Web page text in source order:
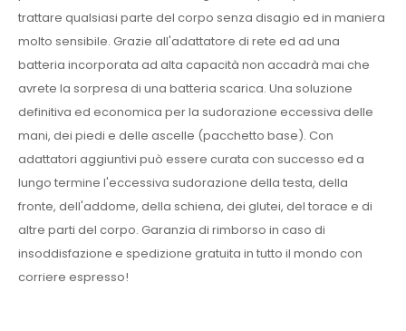
trattare qualsiasi parte del corpo senza disagio ed in maniera
molto sensibile. Grazie all'adattatore di rete ed ad una
batteria incorporata ad alta capacità non accadrà mai che
avrete la sorpresa di una batteria scarica. Una soluzione
definitiva ed economica per la sudorazione eccessiva delle
mani, dei piedi e delle ascelle (pacchetto base). Con
adattatori aggiuntivi può essere curata con successo ed a
lungo termine l'eccessiva sudorazione della testa, della
fronte, dell'addome, della schiena, dei glutei, del torace e di
altre parti del corpo. Garanzia di rimborso in caso di
insoddisfazione e spedizione gratuita in tutto il mondo con
corriere espresso!